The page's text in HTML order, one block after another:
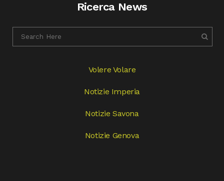
Ricerca News
Volere Volare
Notizie Imperia
Notizie Savona
Notizie Genova